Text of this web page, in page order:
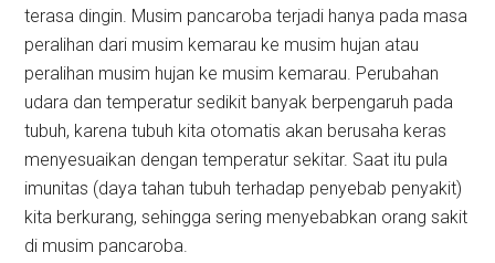
terasa dingin. Musim pancaroba terjadi hanya pada masa
peralihan dari musim kemarau ke musim hujan atau
peralihan musim hujan ke musim kemarau. Perubahan
udara dan temperatur sedikit banyak berpengaruh pada
tubuh, karena tubuh kita otomatis akan berusaha keras
menyesuaikan dengan temperatur sekitar. Saat itu pula
imunitas (daya tahan tubuh terhadap penyebab penyakit)
kita berkurang, sehingga sering menyebabkan orang sakit
di musim pancaroba.